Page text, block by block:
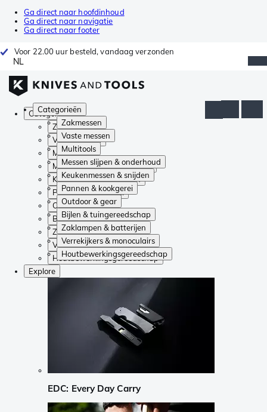
Ga direct naar hoofdinhoud
Ga direct naar navigatie
Ga direct naar footer
Voor 22.00 uur besteld, vandaag verzonden
NL
Categorieën
Zakmessen
Vaste messen
Multitools
Messen slijpen & onderhoud
Keukenmessen & snijden
Pannen & kookgerei
Outdoor & gear
Bijlen & tuingereedschap
Zaklampen & batterijen
Verrekijkers & monoculairs
Houtbewerkingsgereedschap
Categorieën
Zakmessen
Vaste messen
Multitools
Messen slijpen & onderhoud
Keukenmessen & snijden
Pannen & kookgerei
Outdoor & gear
Bijlen & tuingereedschap
Zaklampen & batterijen
Verrekijkers & monoculairs
Houtbewerkingsgereedschap
Explore
EDC: Every Day Carry